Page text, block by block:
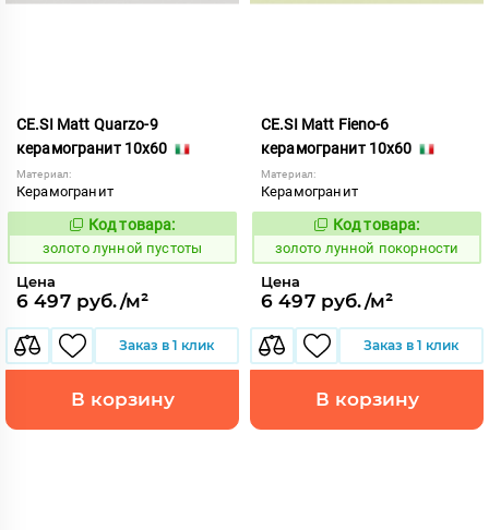
CE.SI Matt Quarzo-9
керамогранит 10x60
Материал:
Керамогранит
521949
Код товара:
золото лунной пустоты
Цена
6 497 руб./м²
Заказ в 1 клик
В корзину
CE.SI Matt Fieno-6
керамогранит 10x60
Материал:
Керамогранит
521947
Код товара:
золото лунной покорности
Цена
6 497 руб./м²
Заказ в 1 клик
В корзину